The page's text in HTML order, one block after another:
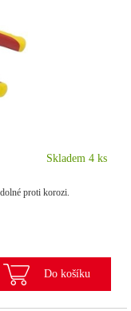
Skladem 4 ks
proti korozi.
Do košíku